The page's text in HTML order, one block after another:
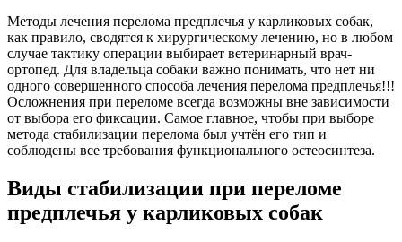
Методы лечения перелома предплечья у карликовых собак,
как правило, сводятся к хирургическому лечению, но в любом
случае тактику операции выбирает ветеринарный врач-
ортопед. Для владельца собаки важно понимать, что нет ни
одного совершенного способа лечения перелома предплечья!!!
Осложнения при переломе всегда возможны вне зависимости
от выбора его фиксации. Самое главное, чтобы при выборе
метода стабилизации перелома был учтён его тип и
соблюдены все требования функционального остеосинтеза.
Виды стабилизации при переломе
предплечья у карликовых собак